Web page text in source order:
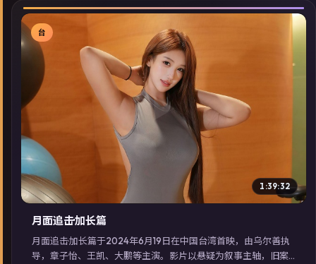
▶
台
1:39:32
月面追击·加长篇
月面追击·加长篇于2024年6月19日在中国台湾首映，由乌尔善执
导，章子怡、王凯、大鹏等主演。影片以悬疑为叙事主轴，旧案